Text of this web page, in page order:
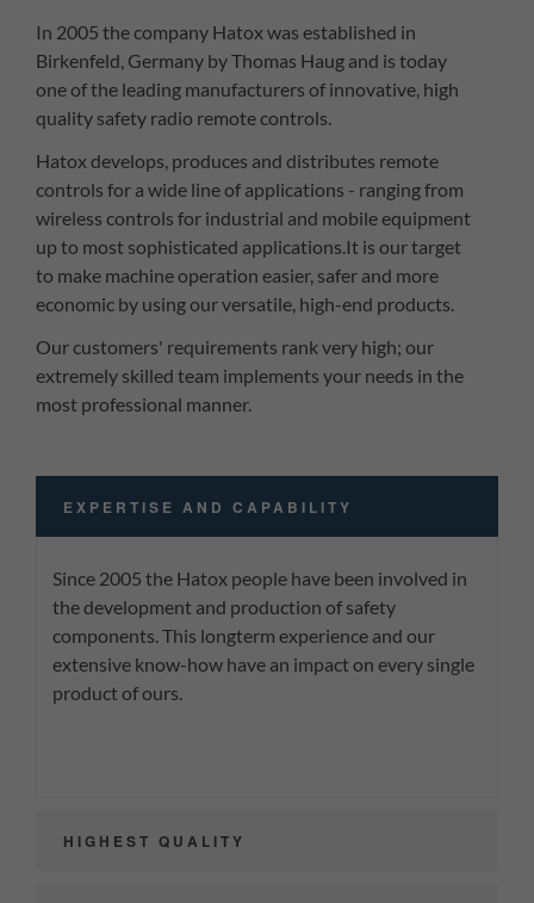
In 2005 the company Hatox was established in
Birkenfeld, Germany by Thomas Haug and is today
one of the leading manufacturers of innovative, high
quality safety radio remote controls.
Hatox develops, produces and distributes remote
controls for a wide line of applications - ranging from
wireless controls for industrial and mobile equipment
up to most sophisticated applications.It is our target
to make machine operation easier, safer and more
economic by using our versatile, high-end products.
Our customers' requirements rank very high; our
extremely skilled team implements your needs in the
most professional manner.
EXPERTISE AND CAPABILITY
Since 2005 the Hatox people have been involved in
the development and production of safety
components. This longterm experience and our
extensive know-how have an impact on every single
product of ours.
HIGHEST QUALITY